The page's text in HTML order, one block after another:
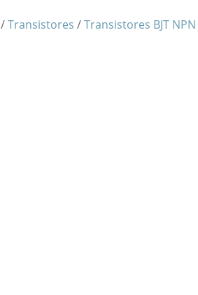
/Transistores /Transistores BJT NPN